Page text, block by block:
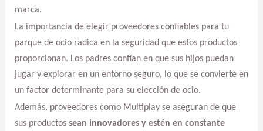
marca.
La importancia de elegir proveedores confiables para tu
parque de ocio radica en la seguridad que estos productos
proporcionan. Los padres confían en que sus hijos puedan
jugar y explorar en un entorno seguro, lo que se convierte en
un factor determinante para su elección de ocio.
Además, proveedores como Multiplay se aseguran de que
sus productos sean innovadores y estén en constante